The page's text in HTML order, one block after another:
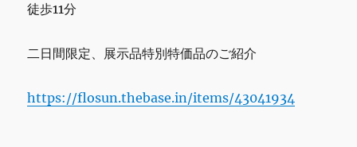
徒歩11分
二日間限定、展示品特別特価品のご紹介
https://flosun.thebase.in/items/43041934